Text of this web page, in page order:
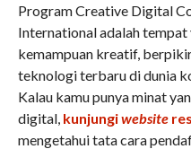
Program Creative Digital
International adalah
kemampuan kreatif,
teknologi terbaru di dunia
Kalau kamu punya minat
digital, kunjungiwebsite
mengetahui tata cara